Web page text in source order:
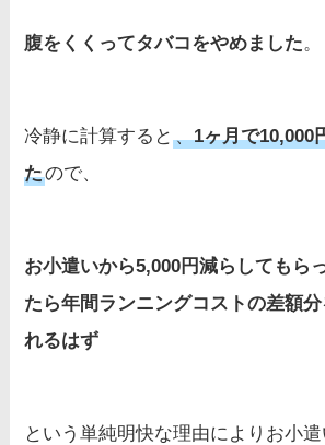
腹をくくってタバコをやめました。
冷静に計算すると、1ヶ月で10,000
たので、
お小遣いから5,000円減らしてもら
たら年間ランニングコストの差額
れるはず
という単純明快な理由によりお小